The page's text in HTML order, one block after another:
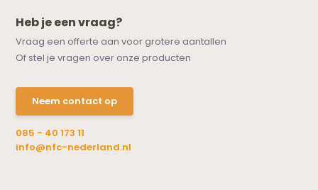
Heb je een vraag?
Vraag een offerte aan voor grotere aantallen
Of stel je vragen over onze producten
Neem contact op
085 - 40 173 11
info@nfc-nederland.nl